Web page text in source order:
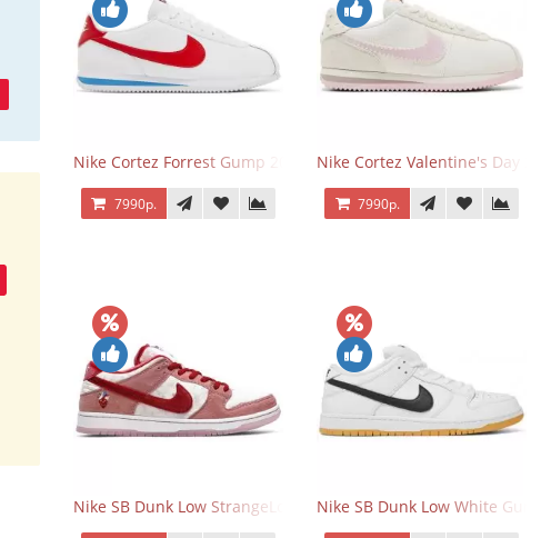
Nike Cortez Forrest Gump 2024
7990р.
Nike Cortez Valentine's Day 2025
7990р.
Nike SB Dunk Low StrangeLove Valentine's DayNike SB Dunk Low White Gum